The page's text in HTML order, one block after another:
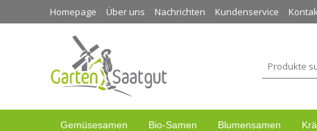
Homepage Über uns Nachrichten Kundenservice
Gemüsesamen Bio-Samen Blumensamen